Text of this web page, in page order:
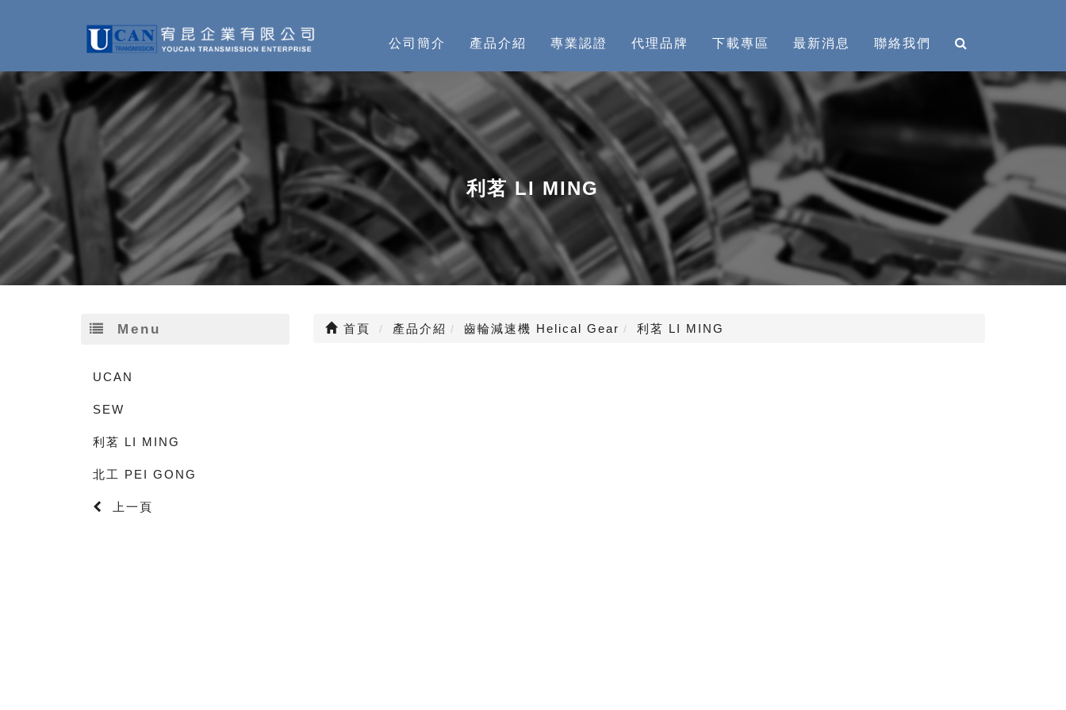
公司簡介 產品介紹 專業認證 代理品牌 下載專區 最新消息 聯絡我們
利茗 LI MING
Menu
UCAN
SEW
利茗 LI MING
北工 PEI GONG
上一頁
首頁 產品介紹 齒輪減速機 Helical Gear 利茗 LI MING